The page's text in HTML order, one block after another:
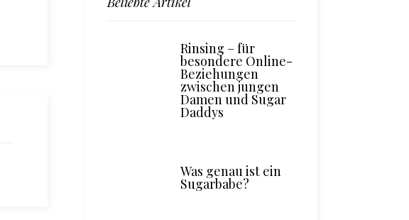
Rinsing – für
besondere Online-
Beziehungen
zwischen jungen
Damen und Sugar
Daddys
Was genau ist ein
Sugarbabe?